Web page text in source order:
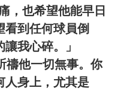
，也希望他能早日
看到任何球員倒
我心碎。」
禱他一切無事。你
人身上，尤其是